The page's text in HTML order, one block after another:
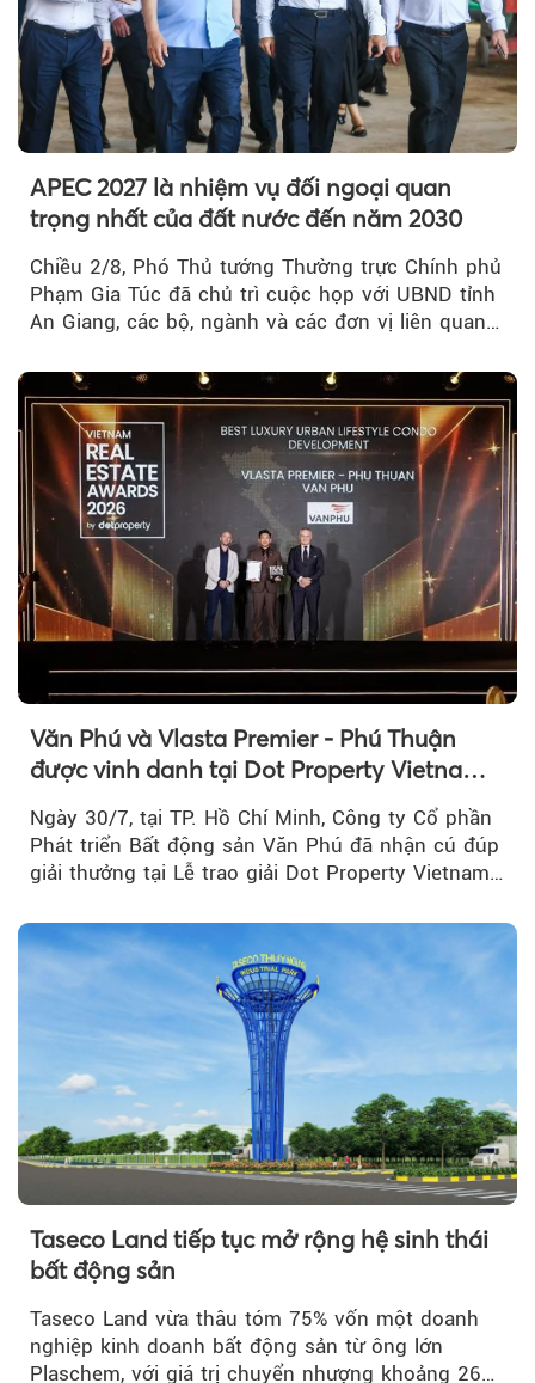
APEC 2027 là nhiệm vụ đối ngoại quan
trọng nhất của đất nước đến năm 2030
Chiều 2/8, Phó Thủ tướng Thường trực Chính phủ
Phạm Gia Túc đã chủ trì cuộc họp với UBND tỉnh
An Giang, các bộ, ngành và các đơn vị liên quan
Văn Phú và Vlasta Premier - Phú Thuận
được vinh danh tại Dot Property Vietnam
Real Estate Awards 2026
Ngày 30/7, tại TP. Hồ Chí Minh, Công ty Cổ phần
Phát triển Bất động sản Văn Phú đã nhận cú đúp
giải thưởng tại Lễ trao giải Dot Property Vietnam
Taseco Land tiếp tục mở rộng hệ sinh thái
bất động sản
Taseco Land vừa thâu tóm 75% vốn một doanh
nghiệp kinh doanh bất động sản từ ông lớn
Plaschem, với giá trị chuyển nhượng khoảng 262